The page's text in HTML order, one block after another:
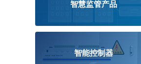
智慧监管产品
智能控制器